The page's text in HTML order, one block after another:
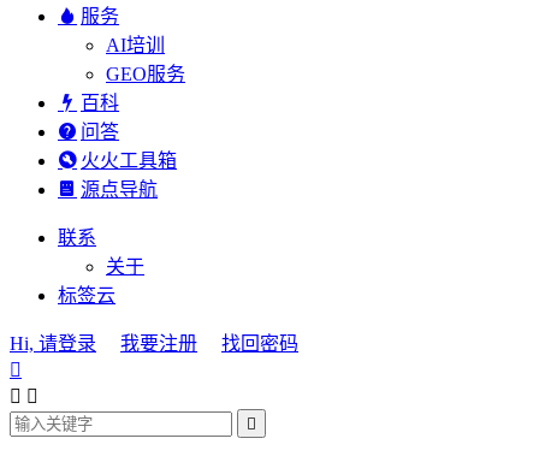
服务
AI培训
GEO服务
百科
问答
火火工具箱
源点导航
联系
关于
标签云
Hi, 请登录 我要注册
找回密码

 
